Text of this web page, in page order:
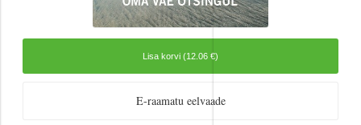
Ilukirjandus
Kodu
Lisa korvi (12.06 €)
E-raamatu eelvaade